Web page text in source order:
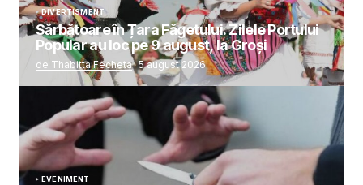
DIVERTISMENT
Sărbătoare în Țara Făgetului. Zilele Portului
Popular au loc pe 9 august, la Groși
de Thabitta Fecheta 5 august 2026
EVENIMENT